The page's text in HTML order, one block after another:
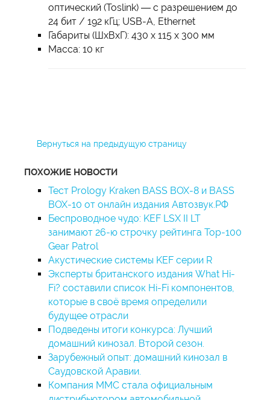
оптический (Toslink) — с разрешением до
24 бит / 192 кГц; USB-A, Ethernet
Габариты (ШxВxГ): 430 x 115 x 300 мм
Масса: 10 кг
Вернуться на предыдущую страницу
ПОХОЖИЕ НОВОСТИ
Тест Prology Kraken BASS BOX-8 и BASS
BOX-10 от онлайн издания Автозвук.РФ
Беспроводное чудо: KEF LSX II LT
занимают 26-ю строчку рейтинга Top-100
Gear Patrol
Акустические системы KEF серии R
Эксперты британского издания What Hi-
Fi? составили список Hi-Fi компонентов,
которые в своё время определили
будущее отрасли
Подведены итоги конкурса: Лучший
домашний кинозал. Второй сезон.
Зарубежный опыт: домашний кинозал в
Саудовской Аравии.
Компания ММС стала официальным